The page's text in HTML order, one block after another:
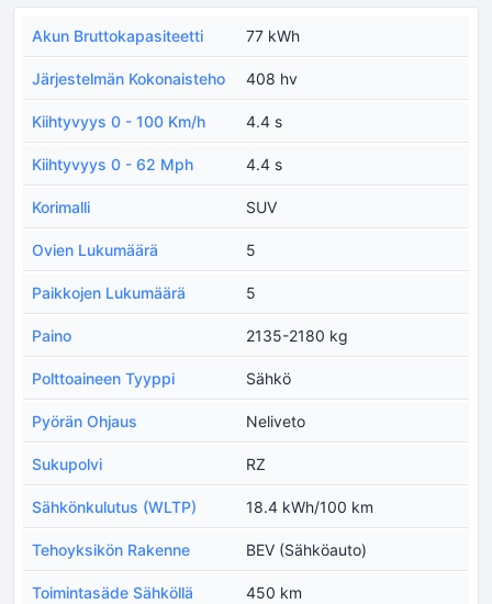
Akun Bruttokapasiteetti 77 kWh
Järjestelmän Kokonaisteho 408 hv
Kiihtyvyys 0 - 100 Km/h 4.4 s
Kiihtyvyys 0 - 62 Mph 4.4 s
Korimalli SUV
Ovien Lukumäärä 5
Paikkojen Lukumäärä 5
Paino 2135-2180 kg
Polttoaineen Tyyppi Sähkö
Pyörän Ohjaus Neliveto
Sukupolvi RZ
Sähkönkulutus (WLTP) 18.4 kWh/100 km
Tehoyksikön Rakenne BEV (Sähköauto)
Toimintasäde Sähköllä
450 km